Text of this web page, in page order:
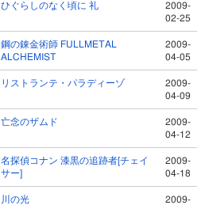
ひぐらしのなく頃に 礼
2009-
02-25
鋼の錬金術師 FULLMETAL
ALCHEMIST
2009-
04-05
リストランテ・パラディーゾ
2009-
04-09
亡念のザムド
2009-
04-12
名探偵コナン 漆黒の追跡者[チェイ
サー]
2009-
04-18
川の光
2009-